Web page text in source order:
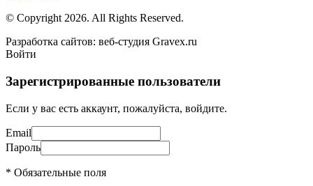
© Copyright 2026. All Rights Reserved.
Разработка сайтов: веб-студия Gravex.ru
Войти
Зарегистрированные пользователи
Если у вас есть аккаунт, пожалуйста, войдите.
Email
Пароль
* Обязательные поля